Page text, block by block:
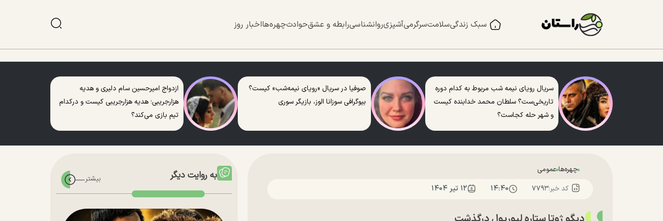
سبک زندگیسلامتسرگرمیآشپزیروانشناسیرابطه و عشقحوادثچهره‌هااخبار روز
سریال رویای نیمه شب مربوط به کدام دوره
تاریخی‌ست؟ سلطان محمد خدابنده کیست
و شهر حله کجاست؟
صوفیا در سریال «رویای نیمه‌شب» کیست؟
بیوگرافی سوزانا الوز، بازیگر سوری
ازدواج امیرحسین سام دلیری و هدیه
هزارجریبی؛ هدیه هزارجریبی کیست و درکدام
تیم بازی می‌کند؟
چهره‌هاعمومی
کد خبر:۷۷۹۳ ۱۴:۴۰ ۱۲ تير ۱۴۰۴
به روایت دیگر